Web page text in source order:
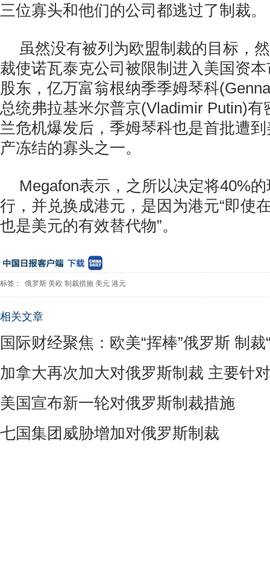
三位寡头和他们的公司都逃过了制裁。
虽然没有被列为欧盟制裁的目标，
裁使诺瓦泰克公司被限制进入美国资
股东，亿万富翁根纳季季姆琴科
总统弗拉基米尔普京(Vladimir Putin)有
兰危机爆发后，季姆琴科也是首批遭
产冻结的寡头之一。
Megafon表示，之所以决定将40%
行，并兑换成港元，是因为港元“即使
也是美元的有效替代物”。
标签： 俄罗斯 美欧 制裁措施 美元 港元
相关文章
国际财经聚焦：欧美“挥棒”俄罗斯 制裁
加拿大再次加大对俄罗斯制裁 主要针
美国宣布新一轮对俄罗斯制裁措施
七国集团威胁增加对俄罗斯制裁